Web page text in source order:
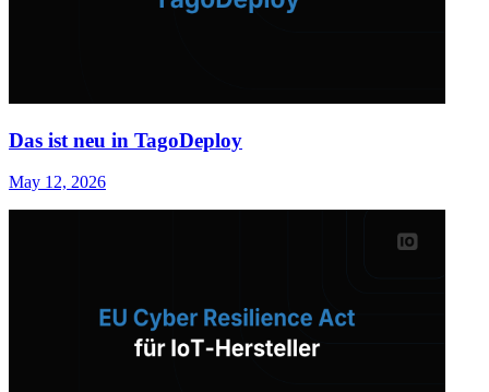
Das ist neu in TagoDeploy
May 12, 2026